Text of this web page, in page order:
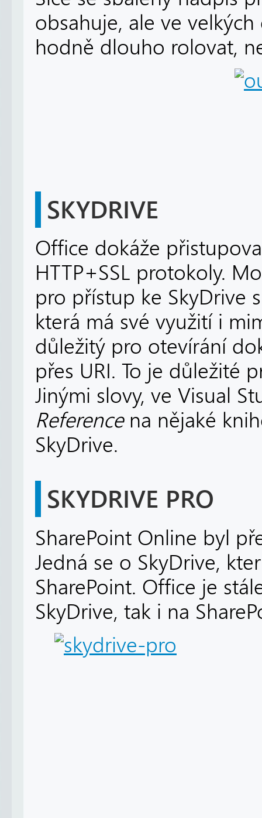
obsahuje, ale ve
hodně dlouho rolovat,
SKYDRIVE
Office dokáže
HTTP+SSL protokoly.
pro přístup ke SkyDrive
která má své využití i
důležitý pro otevírání
přes URI. To je důležité
Jinými slovy, ve Visual
Referencena nějaké
SkyDrive.
SKYDRIVE PRO
SharePoint Online byl
Jedná se o SkyDrive,
SharePoint. Office je
SkyDrive, tak i na